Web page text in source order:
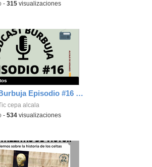
-315 visualizaciones
Podcast Burbuja Episodio #16 (Lista)
Tic cepa alcala
-534 visualizaciones